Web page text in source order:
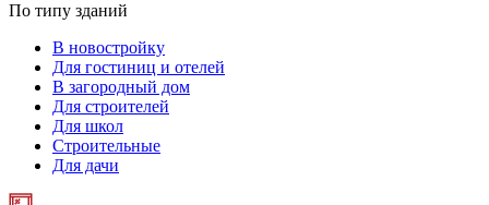
По типу зданий
В новостройку
Для гостиниц и отелей
В загородный дом
Для строителей
Для школ
Строительные
Для дачи